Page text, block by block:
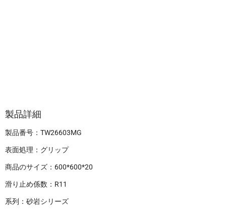
製品詳細
製品番号：TW26603MG
表面処理：グリップ
商品のサイズ：600*600*20
滑り止め係数：R11
系列：砂岩シリーズ